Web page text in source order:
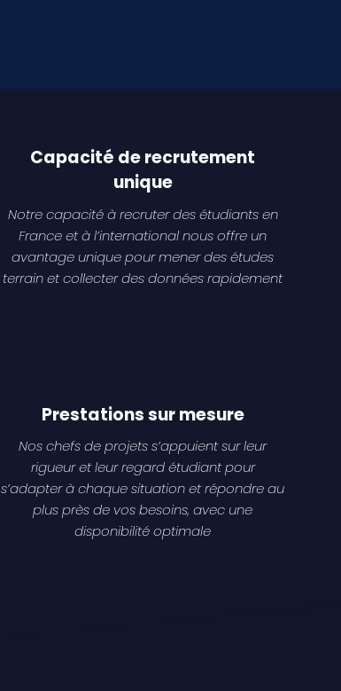
Capacité de recrutement
unique
Notre capacité à recruter des étudiants en
France et à l’international nous offre un
avantage unique pour mener des études
terrain et collecter des données rapidement
Prestations sur mesure
Nos chefs de projets s’appuient sur leur
rigueur et leur regard étudiant pour
s’adapter à chaque situation et répondre au
plus près de vos besoins, avec une
disponibilité optimale